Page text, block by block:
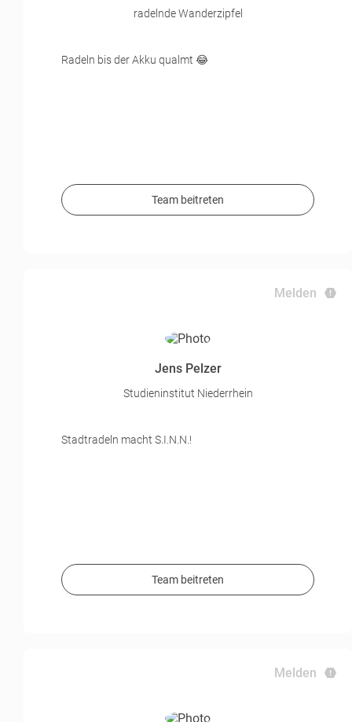
radelnde Wanderzipfel
Radeln bis der Akku qualmt 😂
Team beitreten
Melden
Jens Pelzer
Studieninstitut Niederrhein
Stadtradeln macht S.I.N.N.!
Team beitreten
Melden